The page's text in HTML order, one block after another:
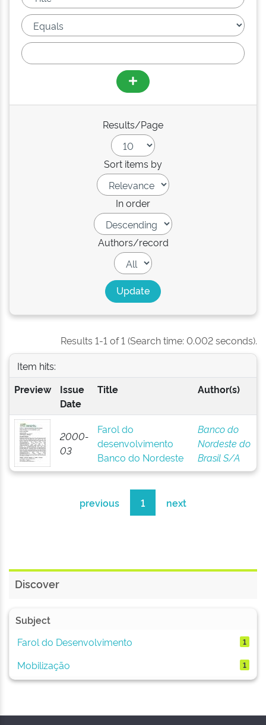
Results/Page
Sort items by
In order
Authors/record
Results 1-1 of 1 (Search time: 0.002 seconds).
Item hits:
Preview
Issue
Date
Title Author(s)
2000-
03
Farol do
desenvolvimento
Banco do Nordeste
Banco do
Nordeste do
Brasil S/A
previous 1 next
Discover
Subject
Farol do Desenvolvimento
1
Mobilização 1